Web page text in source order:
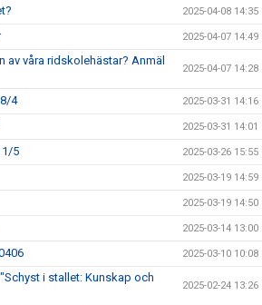
2025-04-08 14:35
2025-04-07 14:49
av våra ridskolehästar? Anmäl
2025-04-07 14:28
4 2025-03-31 14:16
2025-03-31 14:01
1/5 2025-03-26 15:55
2025-03-19 14:59
2025-03-19 14:50
2025-03-14 13:00
2025-03-10 10:08
i stallet: Kunskap och
2025-02-24 13:26